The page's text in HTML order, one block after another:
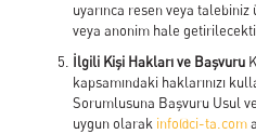
uyarınca resen veya
veya anonim hale
İlgili Kişi Hakları ve Başvuru
kapsamındaki haklarınızı
Sorumlusuna Başvuru Usul
uygun olarak info@ci-ta.com